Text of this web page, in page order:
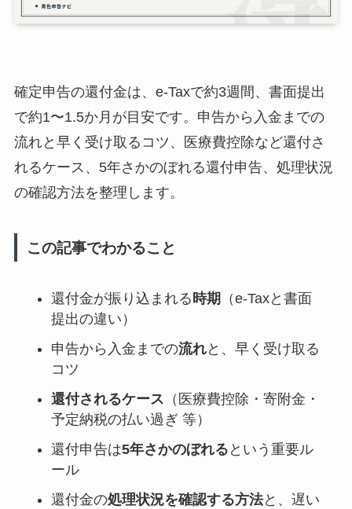
確定申告の還付金は、e-Taxで約3週間、書面提出
で約1〜1.5か月が目安です。申告から入金までの
流れと早く受け取るコツ、医療費控除など還付さ
れるケース、5年さかのぼれる還付申告、処理状況
の確認方法を整理します。
この記事でわかること
還付金が振り込まれる時期 （e-Taxと書面
提出の違い）
申告から入金までの流れと、早く受け取る
コツ
還付されるケース （医療費控除・寄附金・
予定納税の払い過ぎ 等）
還付申告は5年さかのぼれる という重要ル
ール
還付金の処理状況を確認する方法と、遅い